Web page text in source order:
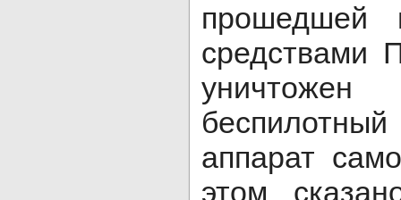
прошедшей
средствами
уничтожен
аппарат
этом